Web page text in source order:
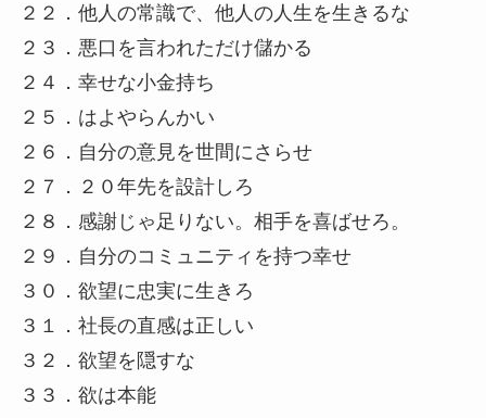
２２．他人の常識で、他人の人生を生きるな
２３．悪口を言われただけ儲かる
２４．幸せな小金持ち
２５．はよやらんかい
２６．自分の意見を世間にさらせ
２７．２０年先を設計しろ
２８．感謝じゃ足りない。相手を喜ばせろ。
２９．自分のコミュニティを持つ幸せ
３０．欲望に忠実に生きろ
３１．社長の直感は正しい
３２．欲望を隠すな
３３．欲は本能